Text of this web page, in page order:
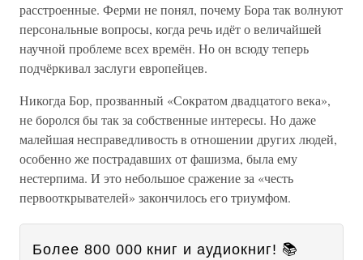
расстроенные. Ферми не понял, почему Бора так волнуют
персональные вопросы, когда речь идёт о величайшей
научной проблеме всех времён. Но он всюду теперь
подчёркивал заслуги европейцев.
Никогда Бор, прозванный «Сократом двадцатого века»,
не боролся бы так за собственные интересы. Но даже
малейшая несправедливость в отношении других людей,
особенно же пострадавших от фашизма, была ему
нестерпима. И это небольшое сражение за «честь
первооткрывателей» закончилось его триумфом.
Более 800 000 книг и аудиокниг! 📚